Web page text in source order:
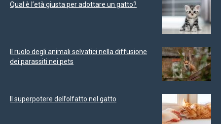
Qual è l’età giusta per adottare un gatto?
Il ruolo degli animali selvatici nella diffusione
dei parassiti nei pets
Il superpotere dell’olfatto nel gatto